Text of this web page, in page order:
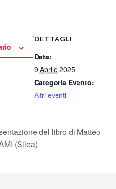
DETTAGLI
Data:
9 Aprile 2025
Categoria Evento:
Altri eventi
del libro di Matteo
(Silea)